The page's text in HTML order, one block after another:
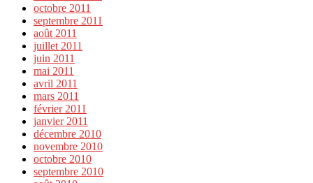
octobre 2011
septembre 2011
août 2011
juillet 2011
juin 2011
mai 2011
avril 2011
mars 2011
février 2011
janvier 2011
décembre 2010
novembre 2010
octobre 2010
septembre 2010